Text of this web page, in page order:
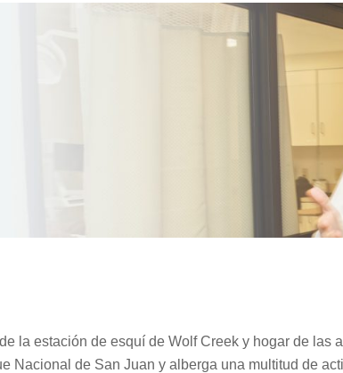
la estación de esquí de Wolf Creek y hogar de las
Nacional de San Juan y alberga una multitud de